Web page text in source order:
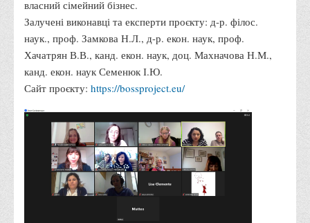
Програми подвійного диплому
Програми стажування (міжнародна практика)
Міжнародні проєкти
Корисні посилання
Навчально-методичний
З організації виховної та культурно-мистецької роботи
студентів
Технічних засобів навчання
Редакційно-видавничий
власний сімейний бізнес.
Залучені виконавці та експерти проєкту: д-р. філос.
наук., проф. Замкова Н.Л., д-р. екон. наук, проф.
Хачатрян В.В., канд. екон. наук, доц. Махначова Н.М.,
канд. екон. наук Семенюк І.Ю.
Сайт проєкту: https://bossproject.eu/